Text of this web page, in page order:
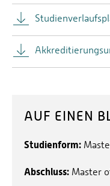
Labor für
Labor für
ProTRon
AUF EINEN
Studienform:
Abschluss: Master